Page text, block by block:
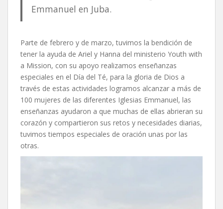
Emmanuel en Juba.
Parte de febrero y de marzo, tuvimos la bendición de
tener la ayuda de Ariel y Hanna del ministerio Youth with
a Mission, con su apoyo realizamos enseñanzas
especiales en el Día del Té, para la gloria de Dios a
través de estas actividades logramos alcanzar a más de
100 mujeres de las diferentes Iglesias Emmanuel, las
enseñanzas ayudaron a que muchas de ellas abrieran su
corazón y compartieron sus retos y necesidades diarias,
tuvimos tiempos especiales de oración unas por las
otras.